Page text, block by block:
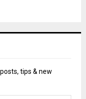
tips & new